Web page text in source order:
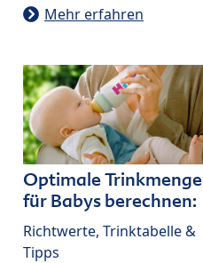
Mehr erfahren
Optimale Trinkmenge
für Babys berechnen:
Richtwerte, Trinktabelle &
Tipps